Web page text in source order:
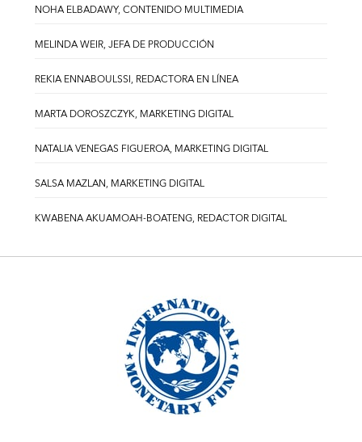
NOHA ELBADAWY, CONTENIDO MULTIMEDIA
MELINDA WEIR, JEFA DE PRODUCCIÓN
REKIA ENNABOULSSI, REDACTORA EN LÍNEA
MARTA DOROSZCZYK, MARKETING DIGITAL
NATALIA VENEGAS FIGUEROA, MARKETING DIGITAL
SALSA MAZLAN, MARKETING DIGITAL
KWABENA AKUAMOAH-BOATENG, REDACTOR DIGITAL